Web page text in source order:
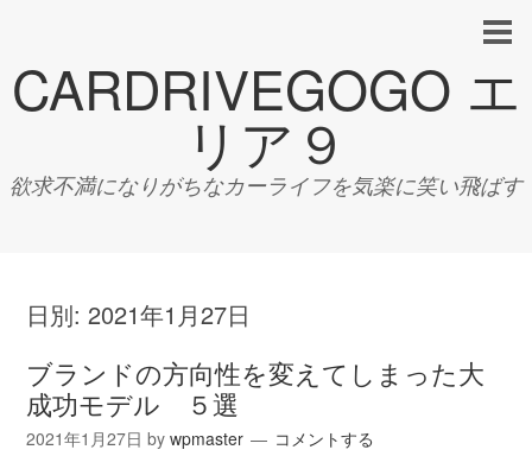
CARDRIVEGOGO エ
リア９
欲求不満になりがちなカーライフを気楽に笑い飛ばす
日別:2021年1月27日
ブランドの方向性を変えてしまった大
成功モデル ５選
2021年1月27日 bywpmaster コメントする